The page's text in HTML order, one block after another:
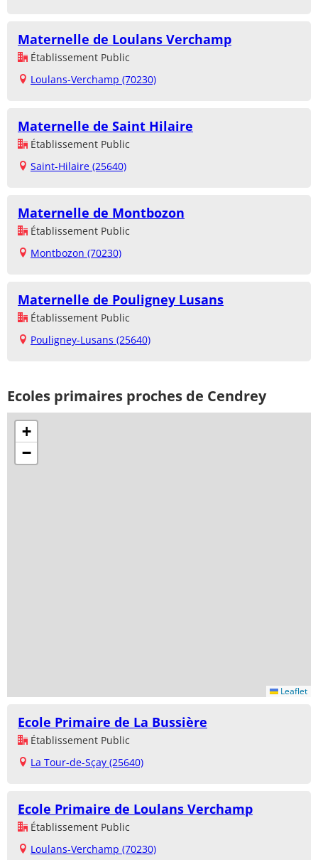
Maternelle de Loulans Verchamp
Établissement Public
Loulans-Verchamp (70230)
Maternelle de Saint Hilaire
Établissement Public
Saint-Hilaire (25640)
Maternelle de Montbozon
Établissement Public
Montbozon (70230)
Maternelle de Pouligney Lusans
Établissement Public
Pouligney-Lusans (25640)
Ecoles primaires proches de Cendrey
+
−
Leaflet
Ecole Primaire de La Bussière
Établissement Public
La Tour-de-Sçay (25640)
Ecole Primaire de Loulans Verchamp
Établissement Public
Loulans-Verchamp (70230)